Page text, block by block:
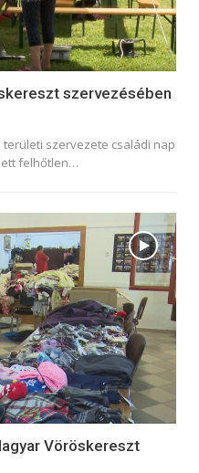
szervezésében
szervezete családi nap
felhőtlen…
Vöröskereszt